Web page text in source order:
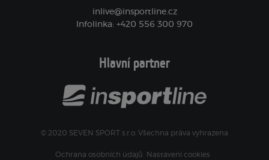
inlive@insportline.cz
Infolinka: +420 556 300 970
Hlavní partner
© 2020 SEVEN SPORT s.r.o. Všechna práva vyhrazena
Ochrana osobních údajů Nastavení cookies